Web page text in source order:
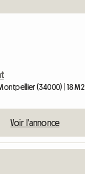
(34000) | 18 M2
Voir l'annonce